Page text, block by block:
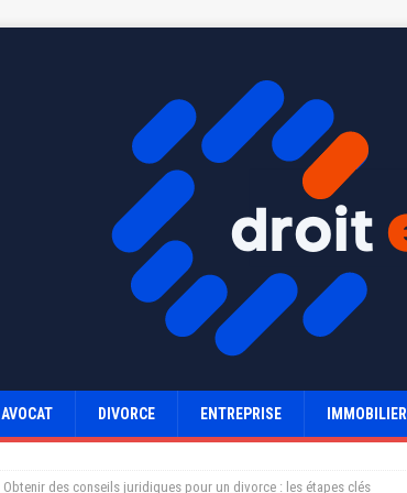
AVOCAT DIVORCE ENTREPRISE IMMOBILIER
Obtenir des conseils juridiques pour un divorce : les étapes clés